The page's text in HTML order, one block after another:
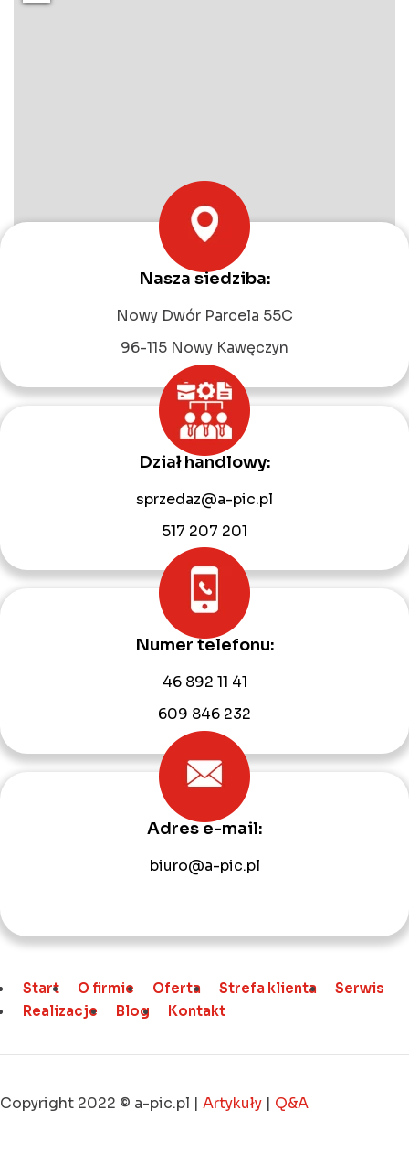
Nasza siedziba:
Nowy Dwór Parcela 55C
96-115 Nowy Kawęczyn
Dział handlowy:
sprzedaz@a-pic.pl
517 207 201
Numer telefonu:
46 892 11 41
609 846 232
Adres e-mail:
biuro@a-pic.pl
Start O firmie Oferta Strefa klienta
Serwis
Realizacje
Blog Kontakt
Copyright 2022 © a-pic.pl | Artykuły | Q&A